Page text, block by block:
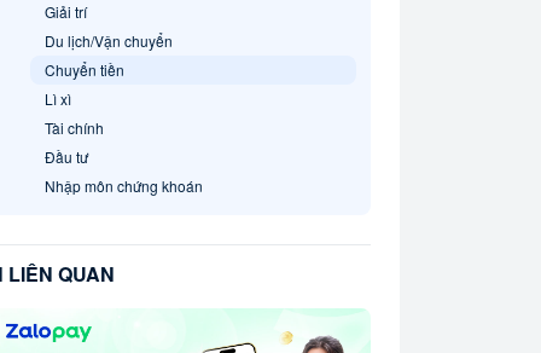
Giải trí
Du lịch/Vận chuyển
Chuyển tiền
Lì xì
Tài chính
Đầu tư
Nhập môn chứng khoán
LIÊN QUAN